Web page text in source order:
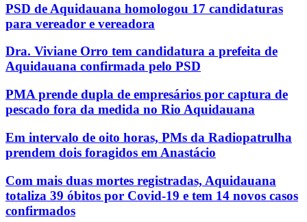
PSD de Aquidauana homologou 17 candidaturas
para vereador e vereadora
Dra. Viviane Orro tem candidatura a prefeita de
Aquidauana confirmada pelo PSD
PMA prende dupla de empresários por captura de
pescado fora da medida no Rio Aquidauana
Em intervalo de oito horas, PMs da Radiopatrulha
prendem dois foragidos em Anastácio
Com mais duas mortes registradas, Aquidauana
totaliza 39 óbitos por Covid-19 e tem 14 novos casos
confirmados